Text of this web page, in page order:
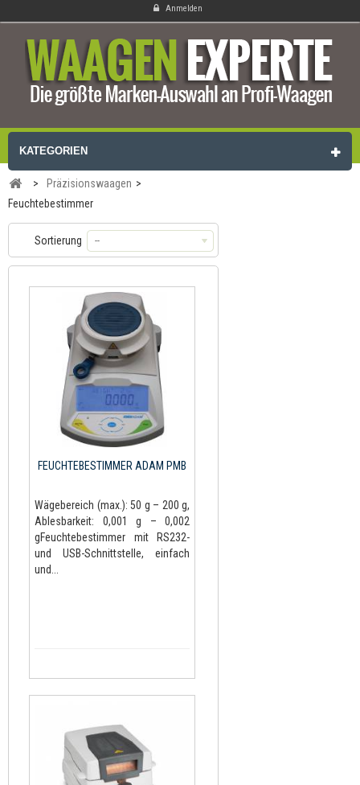
Anmelden
KATEGORIEN
> Präzisionswaagen >
Feuchtebestimmer
Sortierung --
FEUCHTEBESTIMMER ADAM PMB
Wägebereich (max.): 50 g – 200 g,
Ablesbarkeit: 0,001 g – 0,002
gFeuchtebestimmer mit RS232-
und USB-Schnittstelle, einfach
und...